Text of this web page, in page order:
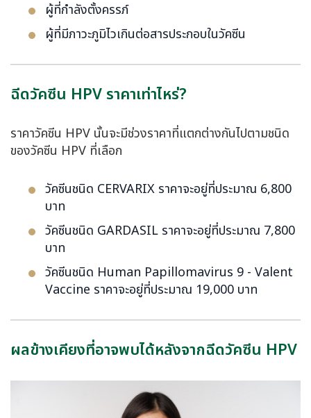
ผู้ที่กำลังตั้งครรภ์
ผู้ที่มีภาวะภูมิไวเกินต่อสารประกอบในวัคซีน
ฉีดวัคซีน HPV ราคาเท่าไหร่?
ราคาวัคซีน HPV นั้นจะมีช่วงราคาที่แตกต่างกันไปตามชนิด
ของวัคซีน HPV ที่เลือก
วัคซีนชนิด CERVARIX ราคาจะอยู่ที่ประมาณ 6,800
บาท
วัคซีนชนิด GARDASIL ราคาจะอยู่ที่ประมาณ 7,800
บาท
วัคซีนชนิด Human Papillomavirus 9 - Valent
Vaccine ราคาจะอยู่ที่ประมาณ 19,000 บาท
ผลข้างเคียงที่อาจพบได้หลังจากฉีดวัคซีน HPV